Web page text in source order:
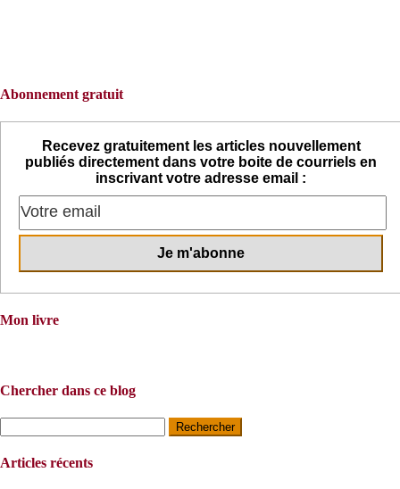
Abonnement gratuit
Recevez gratuitement les articles nouvellement
publiés directement dans votre boite de courriels en
inscrivant votre adresse email :
Mon livre
Chercher dans ce blog
Articles récents